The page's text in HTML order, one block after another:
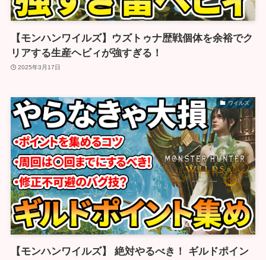
【モンハンワイルズ】ウズトゥナ歴戦個体を余裕でク
リアする生産ヘビィが強すぎる！
2025年3月17日
ワイルズ
【モンハンワイルズ】 絶対やるべき！ ギルドポイン